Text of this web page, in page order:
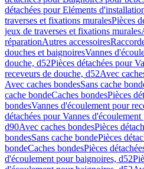
détachées pour Eléments
traverses et fixations muralesPièces
jeux de traverses et fixations murales
réparationAutres accessoires
douches et baignoiresVannes
douche, d52Pièces détachées pour
receveurs de douche, d52Avec
Avec caches bondesSans cache
cache bondeCaches bondesPièces
bondesVannes d'écoulement pour
détachées pour Vannes
d90Avec caches bondesPièces
bondesSans cache bondePièces
bondeCaches bondesPièces
d'écoulement pour baignoires, d52